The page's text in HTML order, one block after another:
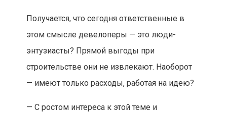
Получается, что сегодня ответственные в
этом смысле девелоперы — это люди-
энтузиасты? Прямой выгоды при
строительстве они не извлекают. Наоборот
— имеют только расходы, работая на идею?
— С ростом интереса к этой теме и